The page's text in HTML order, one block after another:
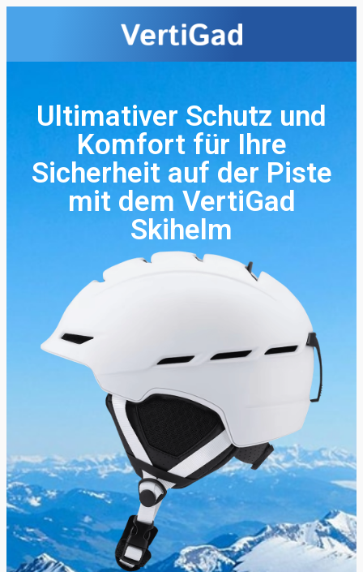
Ultimativer Schutz und
Komfort für Ihre
Sicherheit auf der Piste
mit dem VertiGad
Skihelm